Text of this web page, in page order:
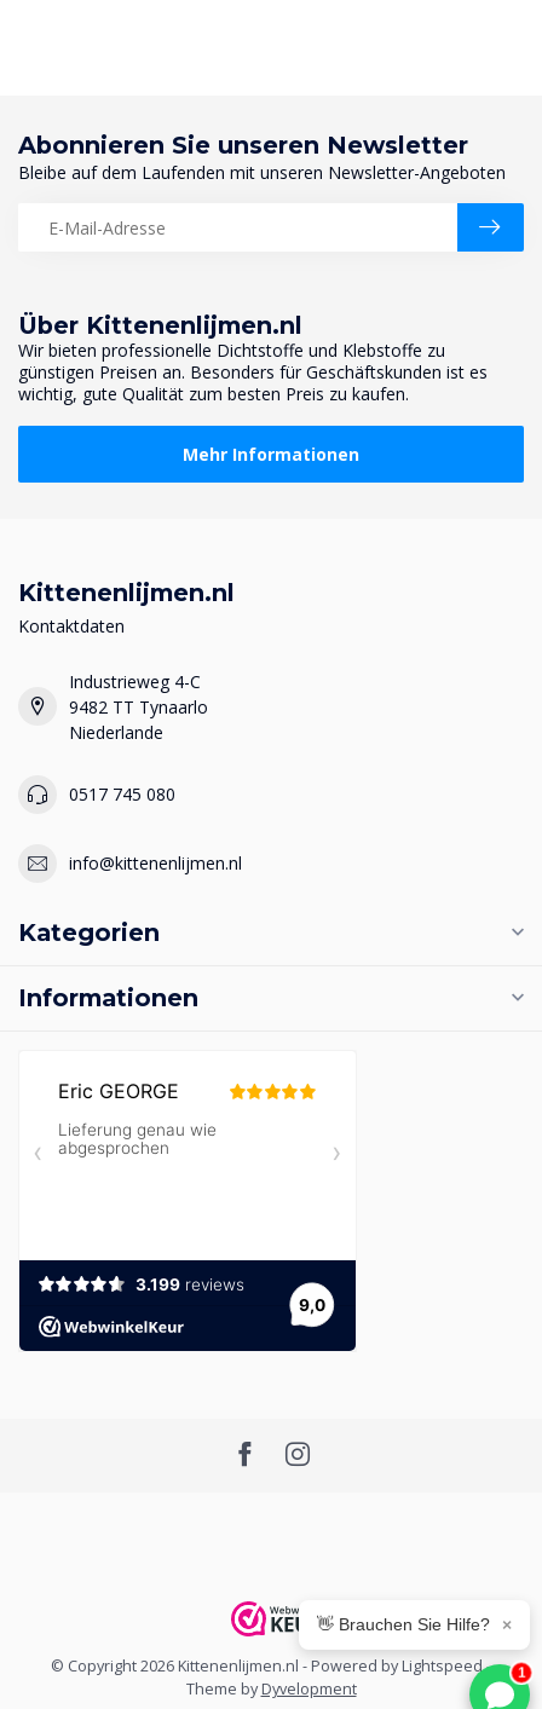
Über Kittenenlijmen.nl
Wir bieten professionelle Dichtstoffe und Klebstoffe zu
günstigen Preisen an. Besonders für Geschäftskunden ist es
wichtig, gute Qualität zum besten Preis zu kaufen.
Mehr Informationen
Abonnieren Sie unseren Newsletter
Bleibe auf dem Laufenden mit unseren Newsletter-Angeboten
Kittenenlijmen.nl
Kontaktdaten
Industrieweg 4-C
9482 TT Tynaarlo
Niederlande
0517 745 080
info@kittenenlijmen.nl
Kategorien
Informationen
© Copyright 2026 Kittenenlijmen.nl - Powered byLightspeed-
Theme by Dyvelopment
👋 Brauchen Sie Hilfe? ×
1